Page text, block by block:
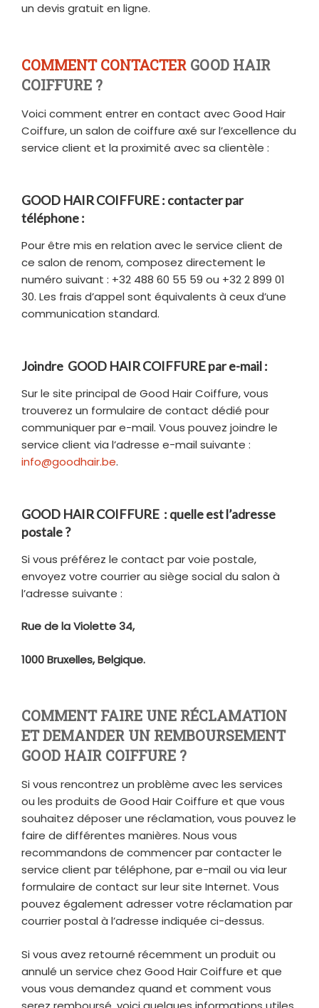
un devis gratuit en ligne.
COMMENT CONTACTER GOOD HAIR
COIFFURE ?
Voici comment entrer en contact avec Good Hair
Coiffure, un salon de coiffure axé sur l’excellence du
service client et la proximité avec sa clientèle :
GOOD HAIR COIFFURE : contacter par
téléphone :
Pour être mis en relation avec le service client de
ce salon de renom, composez directement le
numéro suivant : +32 488 60 55 59 ou +32 2 899 01
30. Les frais d’appel sont équivalents à ceux d’une
communication standard.
Joindre GOOD HAIR COIFFURE par e-mail :
Sur le site principal de Good Hair Coiffure, vous
trouverez un formulaire de contact dédié pour
communiquer par e-mail. Vous pouvez joindre le
service client via l’adresse e-mail suivante :
info@goodhair.be.
GOOD HAIR COIFFURE : quelle est l’adresse
postale ?
Si vous préférez le contact par voie postale,
envoyez votre courrier au siège social du salon à
l’adresse suivante :
Rue de la Violette 34,
1000 Bruxelles, Belgique.
COMMENT FAIRE UNE RÉCLAMATION
ET DEMANDER UN REMBOURSEMENT
GOOD HAIR COIFFURE ?
Si vous rencontrez un problème avec les services
ou les produits de Good Hair Coiffure et que vous
souhaitez déposer une réclamation, vous pouvez le
faire de différentes manières. Nous vous
recommandons de commencer par contacter le
service client par téléphone, par e-mail ou via leur
formulaire de contact sur leur site Internet. Vous
pouvez également adresser votre réclamation par
courrier postal à l’adresse indiquée ci-dessus.
Si vous avez retourné récemment un produit ou
annulé un service chez Good Hair Coiffure et que
vous vous demandez quand et comment vous